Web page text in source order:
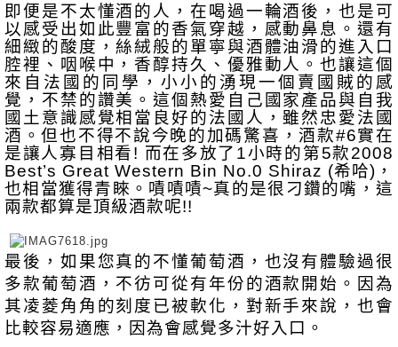
即便是不太懂酒的人，在喝過一輪酒後，也是可
以感受出如此豐富的香氣穿越，感動鼻息。還有
細緻的酸度，絲絨般的單寧與酒體油滑的進入口
腔裡、咽喉中，香醇持久、優雅動人。也讓這個
來自法國的同學，小小的湧現一個賣國賊的感
覺，不禁的讚美。這個熱愛自己國家產品與自我
國土意識感覺相當良好的法國人，雖然忠愛法國
酒。但也不得不說今晚的加碼驚喜，酒款#6實在
是讓人寡目相看! 而在多放了1小時的第5款2008
Best’s Great Western Bin No.0 Shiraz (希哈)，
也相當獲得青睞。嘖嘖嘖~真的是很刁鑽的嘴，這
兩款都算是頂級酒款呢!!
最後，如果您真的不懂葡萄酒，也沒有體驗過很
多款葡萄酒，不彷可從有年份的酒款開始。因為
其凌菱角角的刻度已被軟化，對新手來說，也會
比較容易適應，因為會感覺多汁好入口。